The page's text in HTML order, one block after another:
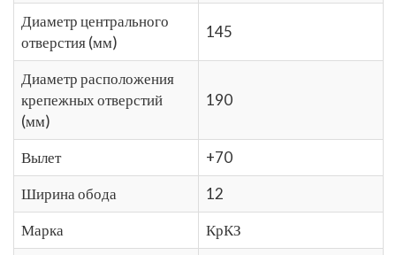
Диаметр центрального
отверстия (мм)
145
Диаметр расположения
крепежных отверстий
(мм)
190
Вылет
+70
Ширина обода
12
Марка
КрКЗ